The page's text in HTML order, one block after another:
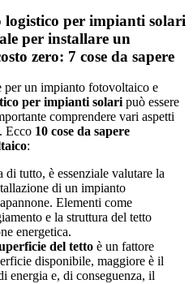
logistico per impianti solari
per installare un
zero: 7 cose da sapere
un impianto fotovoltaico e
per impianti solari può essere
comprendere vari aspetti
Ecco 10 cose da sapere
:
di tutto, è essenziale valutare la
di un impianto
Elementi come
e la struttura del tetto
energetica.
del tetto è un fattore
disponibile, maggiore è il
energia e, di conseguenza, il